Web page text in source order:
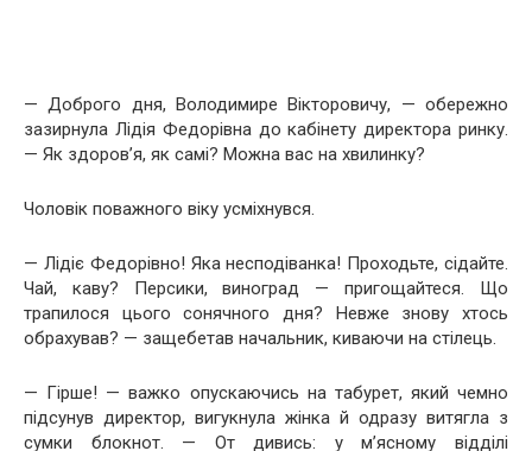
— Доброго дня, Володимире Вікторовичу, — обережно
зазирнула Лідія Федорівна до кабінету директора ринку.
— Як здоров’я, як самі? Можна вас на хвилинку?
Чоловік поважного віку усміхнувся.
— Лідіє Федорівно! Яка несподіванка! Проходьте, сідайте.
Чай, каву? Персики, виноград — пригощайтеся. Що
трапилося цього сонячного дня? Невже знову хтось
обрахував? — защебетав начальник, киваючи на стілець.
— Гірше! — важко опускаючись на табурет, який чемно
підсунув директор, вигукнула жінка й одразу витягла з
сумки блокнот. — От дивись: у м’ясному відділі